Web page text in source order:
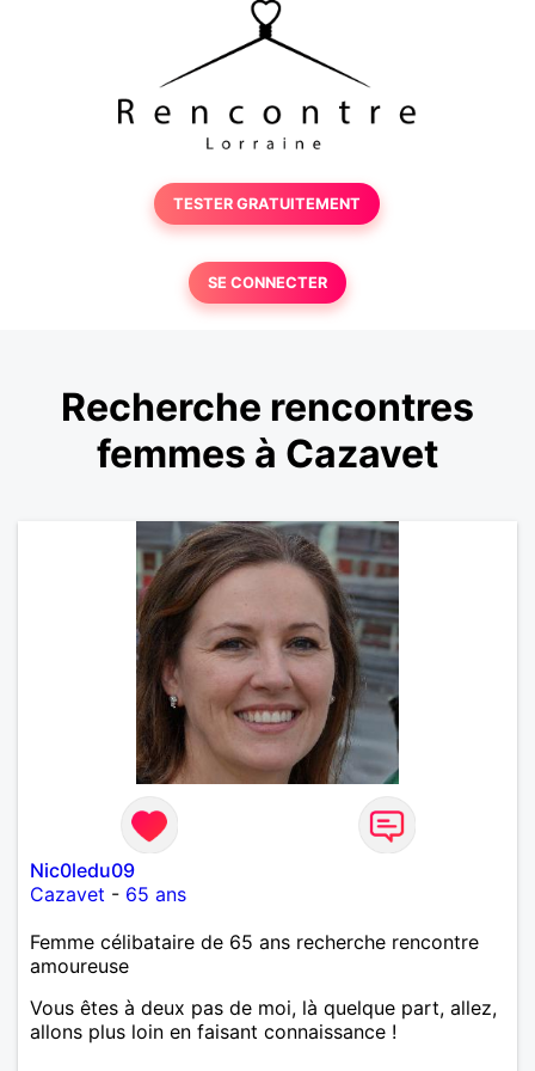
TESTER GRATUITEMENT
SE CONNECTER
Recherche rencontres
femmes à Cazavet
Nic0ledu09
Cazavet - 65 ans
Femme célibataire de 65 ans recherche rencontre
amoureuse
Vous êtes à deux pas de moi, là quelque part, allez,
allons plus loin en faisant connaissance !